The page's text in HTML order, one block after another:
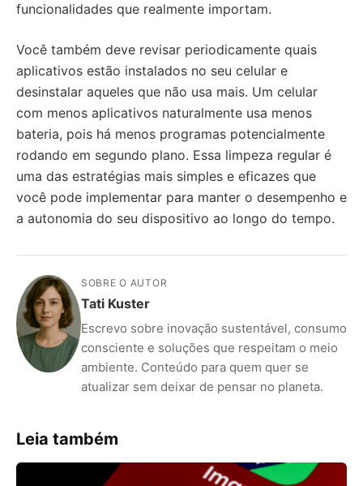
funcionalidades que realmente importam.
Você também deve revisar periodicamente quais
aplicativos estão instalados no seu celular e
desinstalar aqueles que não usa mais. Um celular
com menos aplicativos naturalmente usa menos
bateria, pois há menos programas potencialmente
rodando em segundo plano. Essa limpeza regular é
uma das estratégias mais simples e eficazes que
você pode implementar para manter o desempenho e
a autonomia do seu dispositivo ao longo do tempo.
SOBRE O AUTOR
Tati Kuster
Escrevo sobre inovação sustentável, consumo
consciente e soluções que respeitam o meio
ambiente. Conteúdo para quem quer se
atualizar sem deixar de pensar no planeta.
Leia também